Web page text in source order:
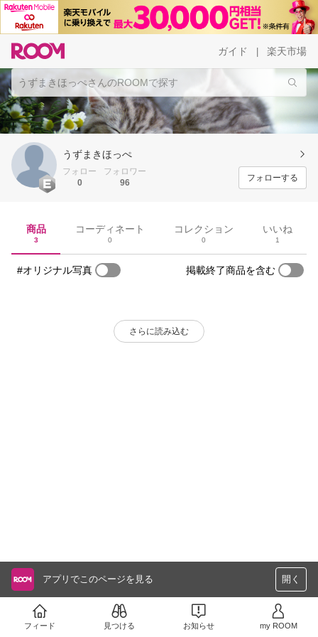
ガイド 楽天市場
うずまきほっぺ
フォロー
0
フォロワー
96
フォローする
商品
3
コーディネート
0
コレクション
0
いいね
1
#オリジナル写真 掲載終了商品を含む
さらに読み込む
アプリでこのページを見る 開く
フィード 見つける お知らせ my ROOM